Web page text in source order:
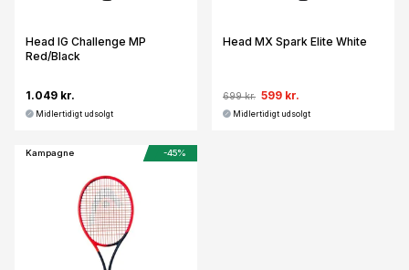
Head IG Challenge MP
Red/Black
1.049 kr.
Midlertidigt udsolgt
Head MX Spark Elite White
699 kr. 599 kr.
Midlertidigt udsolgt
Kampagne -45%